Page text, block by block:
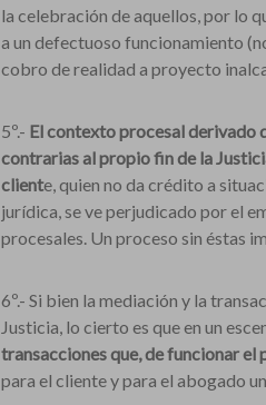
la celebración de aquellos, por lo
a un defectuoso funcionamiento
cobro de realidad a proyecto
5º.- El contexto procesal derivado
contrarias al propio fin de la
cliente, quien no da crédito a
jurídica, se ve perjudicado por el
procesales. Un proceso sin éstas
6º.- Si bien la mediación y la
Justicia, lo cierto es que en un
transacciones que, de funcionar
para el cliente y para el abogado